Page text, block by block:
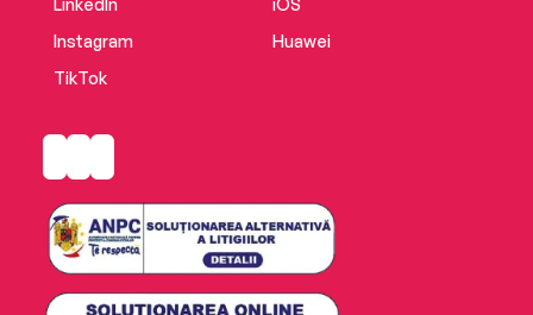
LinkedIn
Instagram
TikTok
iOS
Huawei